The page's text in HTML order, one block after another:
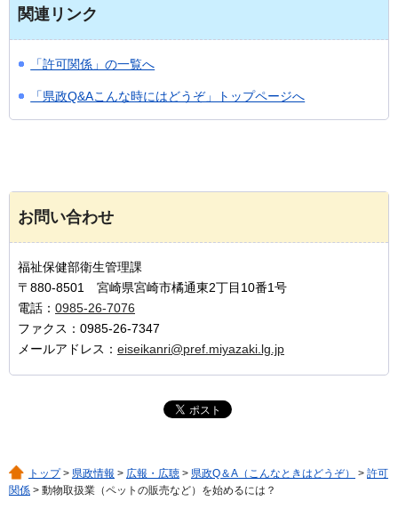
関連リンク
「許可関係」の一覧へ
「県政Q&Aこんな時にはどうぞ」トップページへ
お問い合わせ
福祉保健部衛生管理課
〒880-8501 宮崎県宮崎市橘通東2丁目10番1号
電話： 0985-26-7076
ファクス：0985-26-7347
メールアドレス： eiseikanri@pref.miyazaki.lg.jp
トップ> 県政情報 > 広報・広聴 > 県政Q＆A（こんなときはどうぞ） > 許可
関係 > 動物取扱業（ペットの販売など）を始めるには？